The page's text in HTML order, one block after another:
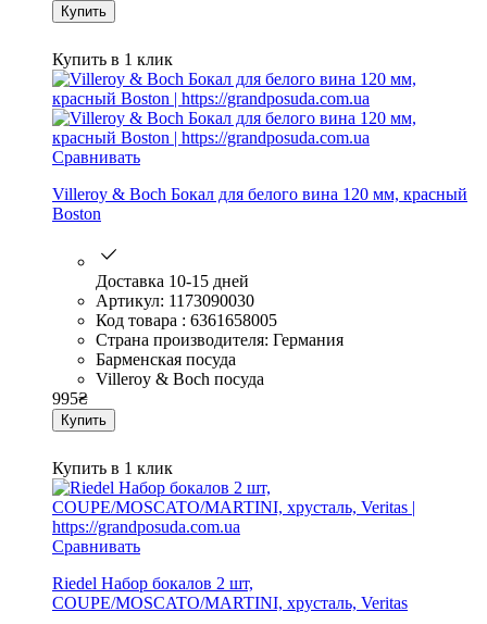
Купить
Купить в 1 клик
Сравнивать
Villeroy & Boch Бокал для белого вина 120 мм, красный
Boston
Доставка 10-15 дней
Артикул: 1173090030
Код товара : 6361658005
Страна производителя: Германия
Барменская посуда
Villeroy & Boch посуда
995₴
Купить
Купить в 1 клик
Сравнивать
Riedel Набор бокалов 2 шт,
COUPE/MOSCATO/MARTINI, хрусталь, Veritas